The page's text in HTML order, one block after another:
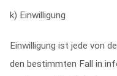
k) Einwilligung
Einwilligung ist jede von
den bestimmten Fall in